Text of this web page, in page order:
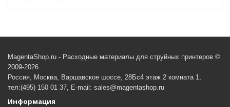
MagentaShop.ru - Расходные материалы для струйных принтеров ©
2009-2026
Россия, Москва, Варшавское шоссе, 28Бс4 этаж 2 комната 1,
тел:(495) 150 01 37, E-mail: sales@magentashop.ru
Информация